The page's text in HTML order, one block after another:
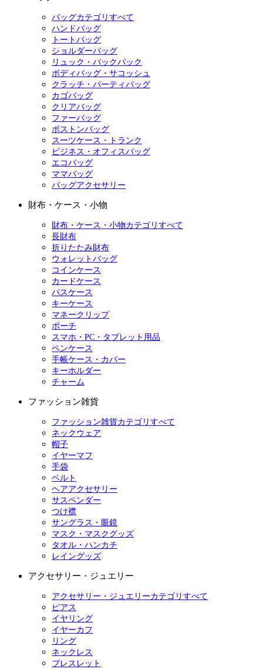
バッグカテゴリすべて
ハンドバッグ
トートバッグ
ショルダーバッグ
リュック・バックパック
ボディバッグ・サコッシュ
クラッチ・パーティバッグ
カゴバッグ
クリアバッグ
ファーバッグ
ボストンバッグ
スーツケース・トランク
ビジネス・オフィスバッグ
エコバッグ
ママバッグ
バッグアクセサリー
財布・ケース・小物
財布・ケース・小物カテゴリすべて
長財布
折りたたみ財布
ウォレットバッグ
コインケース
カードケース
パスケース
キーケース
マネークリップ
ポーチ
スマホ・PC・タブレット用品
ペンケース
手帳ケース・カバー
キーホルダー
チャーム
ファッション雑貨
ファッション雑貨カテゴリすべて
ネックウェア
帽子
イヤーマフ
手袋
ベルト
ヘアアクセサリー
サスペンダー
つけ襟
サングラス・眼鏡
マスク・マスクグッズ
タオル・ハンカチ
レイングッズ
アクセサリー・ジュエリー
アクセサリー・ジュエリーカテゴリすべて
ピアス
イヤリング
イヤーカフ
リング
ネックレス
ブレスレット